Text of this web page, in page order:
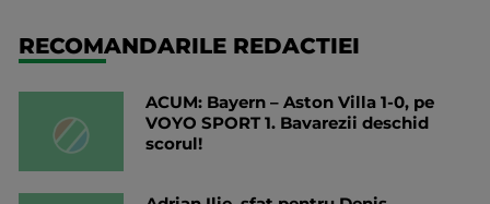
RECOMANDARILE REDACTIEI
ACUM: Bayern – Aston Villa 1-0, pe
VOYO SPORT 1. Bavarezii deschid
scorul!